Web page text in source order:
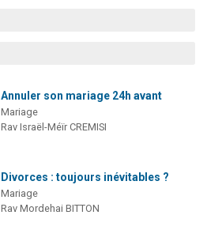
Annuler son mariage 24h avant
Mariage
Rav Israël-Méïr CREMISI
Divorces : toujours inévitables ?
Mariage
Rav Mordehai BITTON